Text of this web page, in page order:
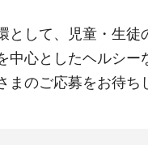
として、児童・生
中心としたヘルシ
まのご応募をお待ち